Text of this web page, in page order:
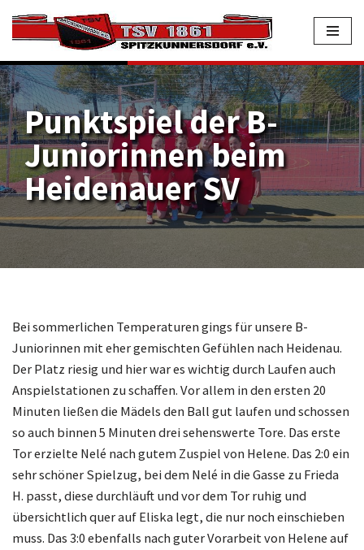
Zum
Inhalt
springen
Punktspiel der B-
Juniorinnen beim
Heidenauer SV
Bei sommerlichen Temperaturen gings für unsere B-
Juniorinnen mit eher gemischten Gefühlen nach Heidenau.
Der Platz riesig und hier war es wichtig durch Laufen auch
Anspielstationen zu schaffen. Vor allem in den ersten 20
Minuten ließen die Mädels den Ball gut laufen und schossen
so auch binnen 5 Minuten drei sehenswerte Tore. Das erste
Tor erzielte Nelé nach gutem Zuspiel von Helene. Das 2:0 ein
sehr schönerSpielzug, bei dem Nelé in die Gasse zu Frieda
H. passt, diese durchläuft und vor dem Tor ruhig und
übersichtlich quer auf Eliska legt, die nur noch einschieben
muss. Das 3:0 ebenfalls nach guter Vorarbeit von Helene auf